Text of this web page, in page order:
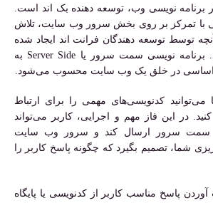
برنامه نویسی وب، توسعه دهنده بک اند است.
با تمرکز بر روی بخش سرور وب سایت، تلاش
توسط توسعه دهندگان فرانت اند ایجاد شده
است را، برعهده گیرد. برنامه نویسی سمت سرور یا Server Side به
اساسی در خلق یک وب سایت محسوب می‌شود.
کدنویسی‌های مهمی را برای ارتباط
در این فاز مهم و اجرایی، کاربر می‌تواند
سمت سرور ارسال کند و سرور وب سایت
شما، تصمیم بگیرد که چگونه پاسخ کاربر را
پاسخ مناسب کاربر از کدنویسی یا پایگاه